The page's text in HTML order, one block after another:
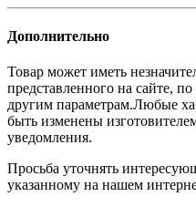
Дополнительно
Товар может иметь
представленного на сайте,
другим параметрам.Любые
быть изменены
уведомления.
Просьба уточнять
указанному на нашем